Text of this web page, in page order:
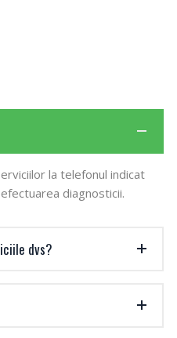
la telefonul indicat
diagnosticii.
dvs?